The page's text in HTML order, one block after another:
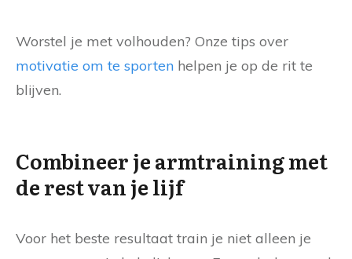
Worstel je met volhouden? Onze tips over
motivatie om te sporten helpen je op de rit te
blijven.
Combineer je armtraining met
de rest van je lijf
Voor het beste resultaat train je niet alleen je